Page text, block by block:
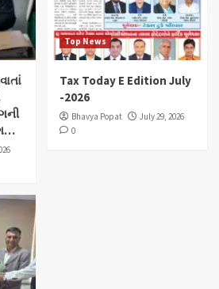
Top News
Tax Today E Edition July
-2026
Bhavya Popat
July 29, 2026
0